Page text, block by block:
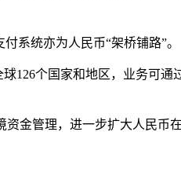
系统亦为人民币“架桥铺路”。
个国家和地区，业务可通
金管理，进一步扩大人民币